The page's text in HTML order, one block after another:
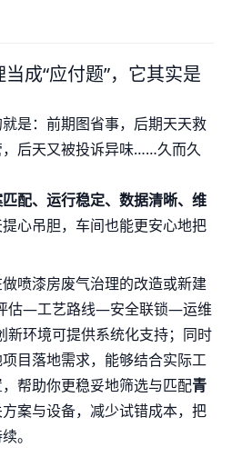
成“应付题”，它其实是
是：前期图省事，后期天天救
后天又被投诉异味……久而久
配、运行稳定、数据清晰、维
心吊胆，车间也能更安心地把
喷漆房废气治理的改造或新建
估—工艺路线—安全联锁—运维
新环境可提供系统化支持；同时
目落地需求，能够结合实际工
帮助你更稳妥地筛选与匹配青
案与设备，减少试错成本，把
。